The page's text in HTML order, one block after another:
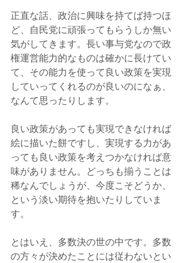
正直な話、政治に興味を持てば持つほ
ど、自民党に頑張ってもらうしか無い
気がしてきます。長い事与党なので政
権運営能力的なものは確かに長けてい
て、その能力を使って良い政策を実現
していってくれるのが良いのになぁ、
なんて思ったりします。
良い政策があっても実現できなければ
絵に描いた餅ですし、実現する力があ
っても良い政策を考えつかなければ意
味がありません。どっちも揃うことは
稀なんでしょうが、今度こそどうか、
という淡い期待を抱いたりしていま
す。
とはいえ、多数決の世の中です。多数
の方々が決めたことには従わないとい